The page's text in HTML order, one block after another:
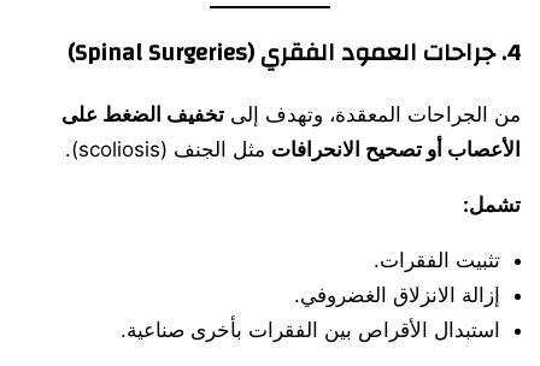
4. جراحات العمود الفقري (Spinal Surgeries)
من الجراحات المعقدة، وتهدف إلى تخفيف الضغط على
الأعصاب أو تصحيح الانحرافات مثل الجنف (scoliosis).
تشمل:
تثبيت الفقرات.
إزالة الانزلاق الغضروفي.
استبدال الأقراص بين الفقرات بأخرى صناعية.